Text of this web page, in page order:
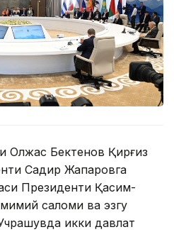
Олжас Бектенов Қирғиз
Садир Жапаровга
Президенти Қасим-
саломи ва эзгу
икки давлат